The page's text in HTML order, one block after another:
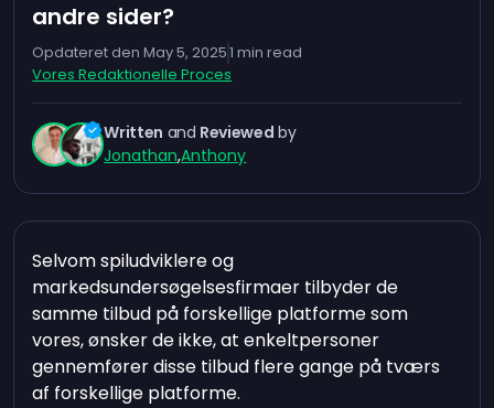
andre sider?
Opdateret den May 5, 20251 min read
Vores Redaktionelle Proces
Written and Reviewed by
Jonathan,Anthony
Selvom spiludviklere og
markedsundersøgelsesfirmaer tilbyder de
samme tilbud på forskellige platforme som
vores, ønsker de ikke, at enkeltpersoner
gennemfører disse tilbud flere gange på tværs
af forskellige platforme.